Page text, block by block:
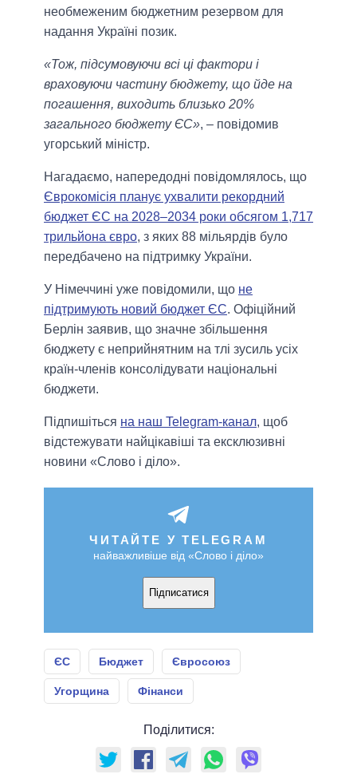
необмеженим бюджетним резервом для
надання Україні позик.
«Тож, підсумовуючи всі ці фактори і
враховуючи частину бюджету, що йде на
погашення, виходить близько 20%
загального бюджету ЄС», – повідомив
угорський міністр.
Нагадаємо, напередоднi повiдомлялось, що
Єврокомісія планує ухвалити рекордний
бюджет ЄС на 2028–2034 роки обсягом 1,717
трильйона євро, з яких 88 мільярдів було
передбачено на підтримку України.
У Німеччині уже повiдомили, що не
підтримують новий бюджет ЄС. Офіційний
Берлін заявив, що значне збільшення
бюджету є неприйнятним на тлі зусиль усіх
країн-членів консолідувати національні
бюджети.
Підпишіться на наш Telegram-канал, щоб
відстежувати найцікавіші та ексклюзивні
новини «Слово і діло».
ЧИТАЙТЕ У TELEGRAM
найважливіше від «Слово і діло»
Підписатися
ЄС Бюджет Євросоюз
Угорщина Фінанси
Поділитися: